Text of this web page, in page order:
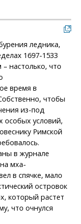
ледника,
1697-1533
настолько, что
время в
чтобы
из-под
особых условий,
Римской
в журнале
мха-
в спячке, мало
островок
который растет
что очнулся